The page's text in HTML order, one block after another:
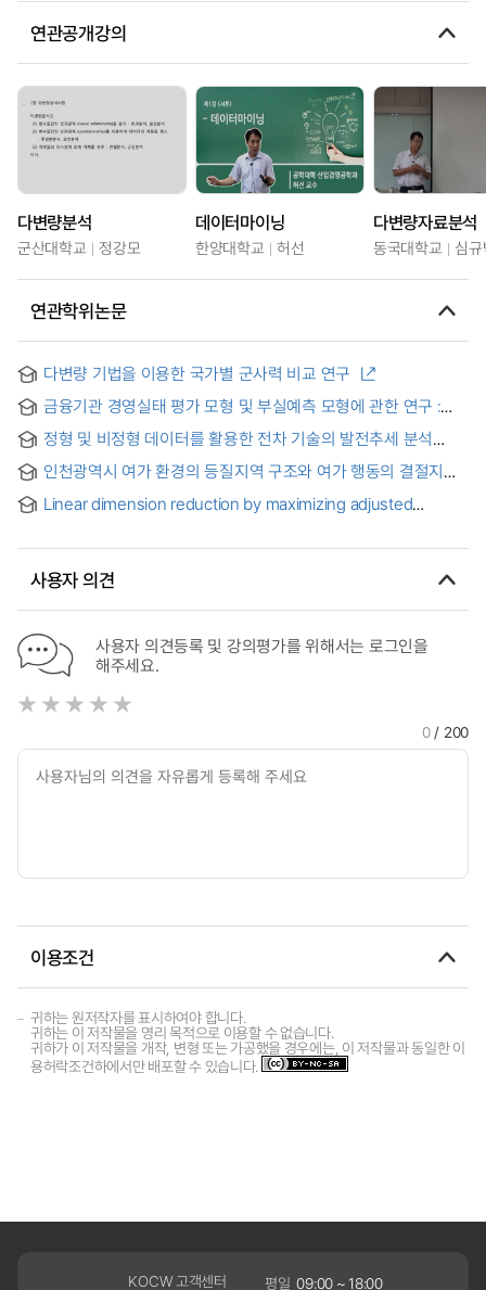
연관공개강의
다변량분석
군산대학교 정강모
데이터마이닝
한양대학교 허선
다변량자료분석
동국대학교 심
연관학위논문
다변량 기법을 이용한 국가별 군사력 비교 연구
금융기관 경영실태 평가 모형 및 부실예측 모형에 관한 연구 :
상호금융기관을 중심으로
정형 및 비정형 데이터를 활용한 전차 기술의 발전추세 분석
방법론 연구 = Methodology for Analyzing Tank Technology
Development Trends Using Structured and Unstructured
Data
인천광역시 여가 환경의 등질지역 구조와 여가 행동의 결절지역
relationship between the homogeneous region structure
and the structure of the nodal region of leisure activities :
Applying geographic field theory
Linear dimension reduction by maximizing adjusted
사용자 의견
사용자 의견등록 및 강의평가를 위해서는 로그인을
해주세요.
0/ 200
이용조건
귀하는 원저작자를 표시하여야 합니다.
귀하는 이 저작물을 영리 목적으로 이용할 수 없습니다.
귀하가 이 저작물을 개작, 변형 또는 가공했을 경우에는, 이 저작물과 동일한 이
용허락조건하에서만 배포할 수 있습니다.
KOCW 고객센터 평일 09:00 ~ 18:00